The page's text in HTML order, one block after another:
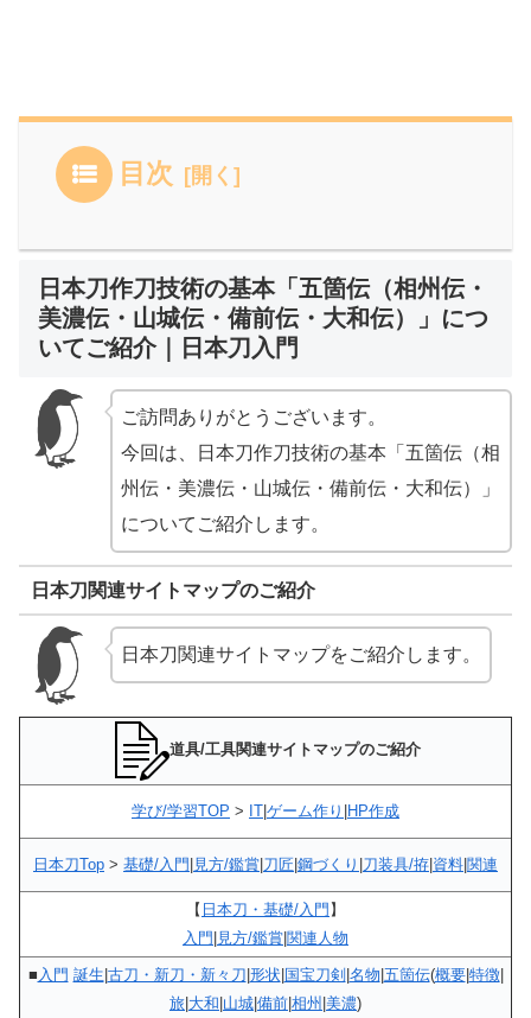
目次
日本刀作刀技術の基本「五箇伝（相州伝・
美濃伝・山城伝・備前伝・大和伝）」につ
いてご紹介｜日本刀入門
ご訪問ありがとうございます。
今回は、日本刀作刀技術の基本「五箇伝（相
州伝・美濃伝・山城伝・備前伝・大和伝）」
についてご紹介します。
日本刀関連サイトマップのご紹介
日本刀関連サイトマップをご紹介します。
道具/工具関連サイトマップのご紹介
学び/学習TOP > IT ゲーム作り HP作成
日本刀Top > 基礎/入門 見方/鑑賞 刀匠 鋼づくり 刀装具/拵 資料 関連
【 日本刀・基礎/入門 】
入門 見方/鑑賞 関連人物
■ 入門 誕生 古刀・新刀・新々刀 形状 国宝刀剣 名物 五箇伝(概要| 特徴|
旅 大和 山城 備前 相州 美濃)